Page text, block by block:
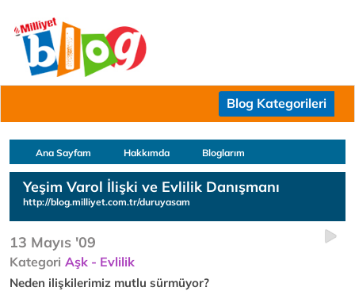
Blog Kategorileri
Ana Sayfam Hakkımda Bloglarım
Yeşim Varol İlişki ve Evlilik Danışmanı
http://blog.milliyet.com.tr/duruyasam
13 Mayıs '09
Kategori Aşk - Evlilik
Neden ilişkilerimiz mutlu sürmüyor?